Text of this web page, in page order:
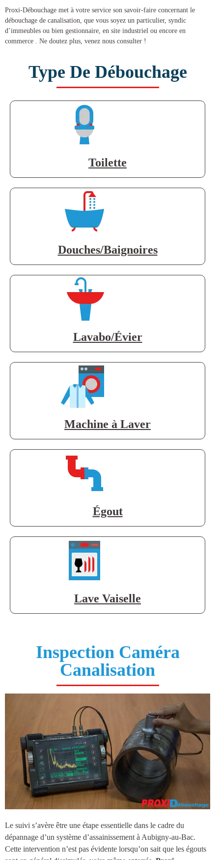
Proxi-Débouchage met à votre service son savoir-faire concernant le
débouchage de canalisation , que vous soyez un particulier, syndic
d’immeubles ou bien gestionnaire, en site industriel ou encore en
commerce . Ne doutez plus, venez nous consulter !
Type De Débouchage
Toilette
Douches/Baignoires
Lavabo/Évier
Machine à Laver
Égout
Lave Vaiselle
Inspection Caméra
Canalisation
Le suivi s’avère être une étape essentielle dans le cadre du
dépannage d’un système d’assainissement à Aubigny-au-Bac.
Cette intervention n’est pas évidente lorsqu’on sait que les égouts